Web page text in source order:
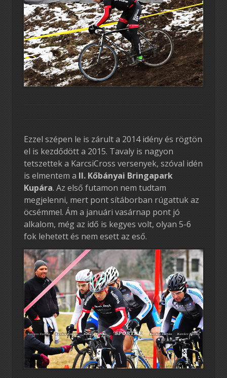
Ezzel szépen le is zárult a 2014 idény és rögtön
el is kezdődött a 2015. Tavaly is nagyon
tetszettek a KarcsiCross versenyek, szóval idén
is elmentem a II. Kőbányai Bringapark
Kupára. Az első futamon nem tudtam
megjelenni, mert pont sítáborban rúgattuk az
öcsémmel. Ám a januári vasárnap pont jó
alkalom, még az idő is kegyes volt, olyan 5-6
fok lehetett és nem esett az eső.